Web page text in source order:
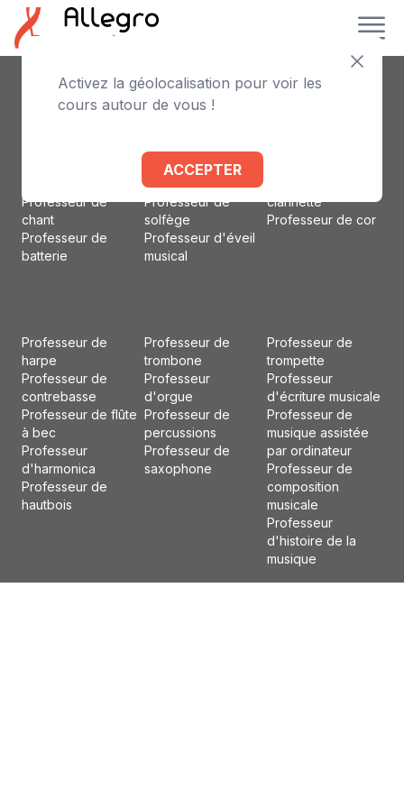
Activez la géolocalisation pour voir les
cours autour de vous !
ACCEPTER
Professeur de
Professeur de
chant
Professeur de
batterie
Professeur de
violoncelle
Professeur de
basse
Professeur de
solfège
Professeur d'éveil
musical
Professeur
clarinette
Professeur de cor
Professeur de
harpe
Professeur de
contrebasse
Professeur de flûte
à bec
Professeur
d'harmonica
Professeur de
hautbois
Professeur de
trombone
Professeur
d'orgue
Professeur de
percussions
Professeur de
saxophone
Professeur de
trompette
Professeur
d'écriture musicale
Professeur de
musique assistée
par ordinateur
Professeur de
composition
musicale
Professeur
d'histoire de la
musique